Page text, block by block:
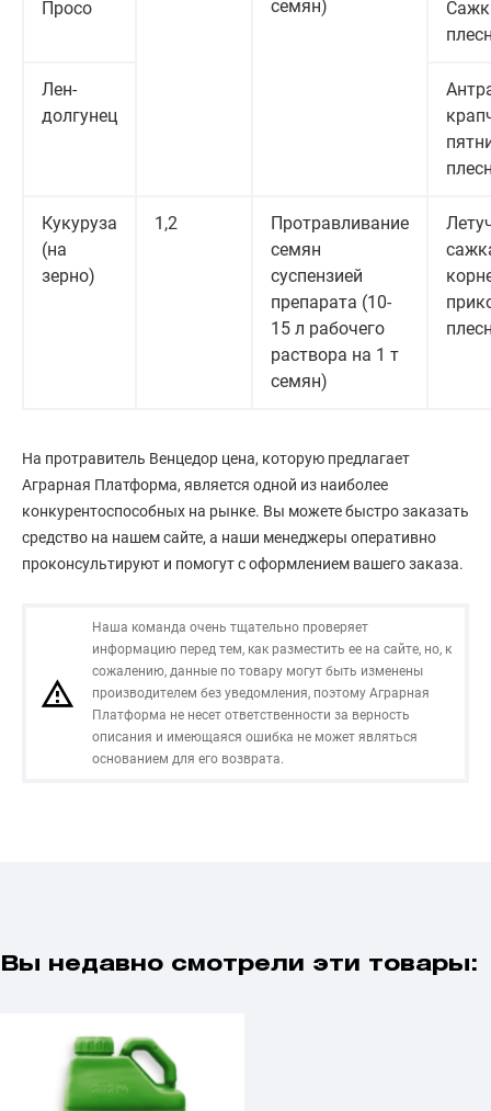
семян)
Просо
Лен-
долгунец
Кукуруза
(на
зерно)
1,2
Протравливание
семян
суспензией
препарата (10-
15 л рабочего
раствора на 1 т
семян)
На протравитель Венцедор цена, которую предлагает
Аграрная Платформа, является одной из наиболее
конкурентоспособных на рынке. Вы можете быстро заказать
средство на нашем сайте, а наши менеджеры оперативно
проконсультируют и помогут с оформлением вашего заказа.
Наша команда очень тщательно проверяет
информацию перед тем, как разместить ее на сайте, но, к
сожалению, данные по товару могут быть изменены
производителем без уведомления, поэтому Аграрная
Платформа не несет ответственности за верность
описания и имеющаяся ошибка не может являться
основанием для его возврата.
Вы недавно смотрели эти товары: